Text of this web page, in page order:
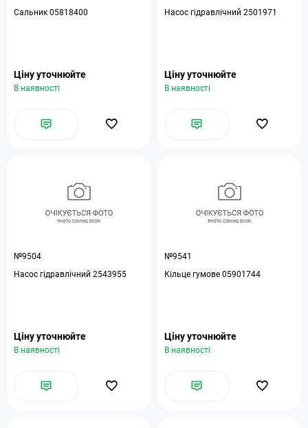
Сальник 05818400
Ціну уточнюйте
В наявності
Насос гідравлічний 2501971
Ціну уточнюйте
В наявності
№9504
Насос гідравлічний 2543955
Ціну уточнюйте
В наявності
№9541
Кільце гумове 05901744
Ціну уточнюйте
В наявності